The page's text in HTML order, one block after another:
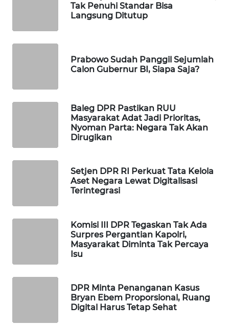
Tak Penuhi Standar Bisa
Langsung Ditutup
Prabowo Sudah Panggil Sejumlah
Calon Gubernur BI, Siapa Saja?
Baleg DPR Pastikan RUU
Masyarakat Adat Jadi Prioritas,
Nyoman Parta: Negara Tak Akan
Dirugikan
Setjen DPR RI Perkuat Tata Kelola
Aset Negara Lewat Digitalisasi
Terintegrasi
Komisi III DPR Tegaskan Tak Ada
Surpres Pergantian Kapolri,
Masyarakat Diminta Tak Percaya
Isu
DPR Minta Penanganan Kasus
Bryan Ebem Proporsional, Ruang
Digital Harus Tetap Sehat
WAHANA
SELEB
HEALTH